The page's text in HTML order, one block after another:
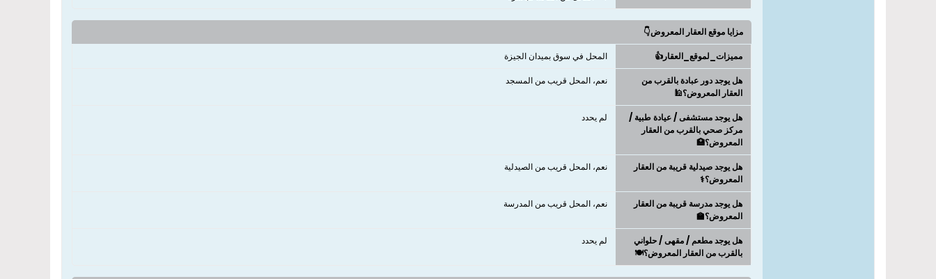
مزايا موقع العقار المعروض👇
مميزات_لموقع_العقار👍 المحل في سوق بميدان الجيزة
هل يوجد دور عبادة بالقرب من
العقار المعروض؟🕌
نعم، المحل قريب من المسجد
هل يوجد مستشفى / عيادة طبية /
مركز صحي بالقرب من العقار
المعروض؟🏥
لم يحدد
هل يوجد صيدلية قريبة من العقار
المعروض؟⚕️
نعم، المحل قريب من الصيدلية
هل يوجد مدرسة قريبة من العقار
المعروض؟🏫
نعم، المحل قريب من المدرسة
هل يوجد مطعم / مقهى / حلواني
بالقرب من العقار المعروض؟🍽️
لم يحدد